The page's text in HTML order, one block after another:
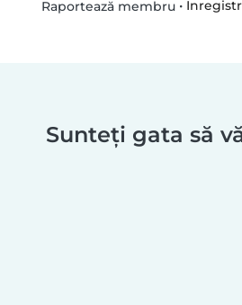
Raportează membru•
Sunteți gata să